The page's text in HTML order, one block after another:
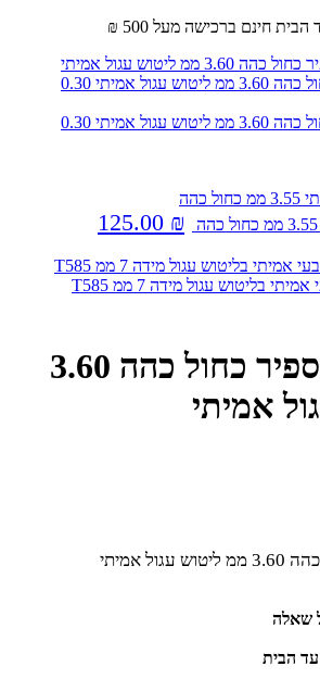
חינם ברכישה מעל 500 ₪
125.00 ₪
0.30 קראט ספיר כחול כהה 3.60
אמיתי
שאלה
הבית